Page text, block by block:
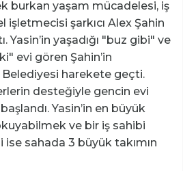
burkan yaşam mücadelesi, iş
işletmecisi şarkıcı Alex Şahin
Yasin’in yaşadığı "buz gibi" ve
evi gören Şahin’in
Belediyesi harekete geçti.
desteğiyle gencin evi
Yasin’in en büyük
ve bir iş sahibi
sahada 3 büyük takımın